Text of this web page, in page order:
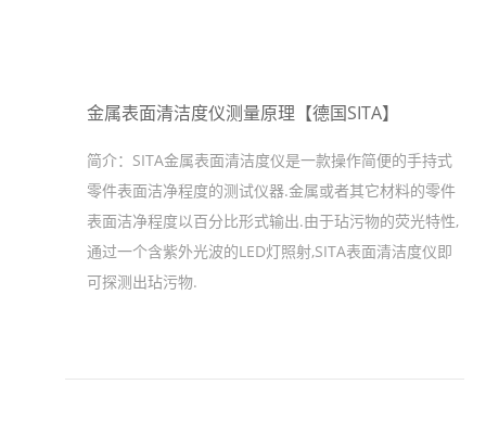
金属表面清洁度仪测量原理【德国SITA】
简介： SITA金属表面清洁度仪是一款操作简便的手持式
零件表面洁净程度的测试仪器.金属或者其它材料的零件
表面洁净程度以百分比形式输出.由于玷污物的荧光特性,
通过一个含紫外光波的LED灯照射,SITA表面清洁度仪即
可探测出玷污物.